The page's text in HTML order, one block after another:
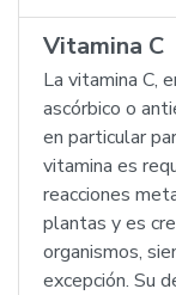
Vitamina C
La vitamina C,
ascórbico o
en particular
vitamina es
reacciones
plantas y es
organismos,
excepción. Su